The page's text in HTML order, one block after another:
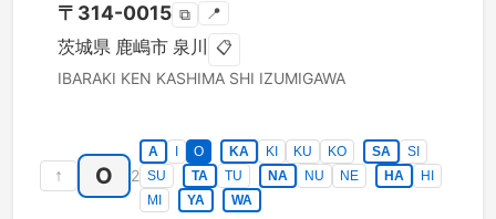
〒 314-0015 ⧉ 📍
茨城県 鹿嶋市 泉川 📋
IBARAKI KEN KASHIMA SHI IZUMIGAWA
↑ O 2
A O KA KI KU KO SA
SI
SU
TA TU NA NU NE HA
HI
MI
YA WA